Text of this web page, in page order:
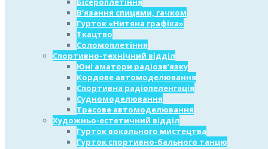
В’язання спицями, гачком
Гурток «Нитяна графіка»
Ткацтво
Соломоплетіння
Спортивно-технічний відділ
Юні аматори радіозв’язку
Кордове автомоделювання
Спортивна радіопеленгація
Судномоделювання
Трасове автомоделювання
Художньо-естетичний відділ
Гурток вокального мистецтва
Гурток спортивно-бального танцю